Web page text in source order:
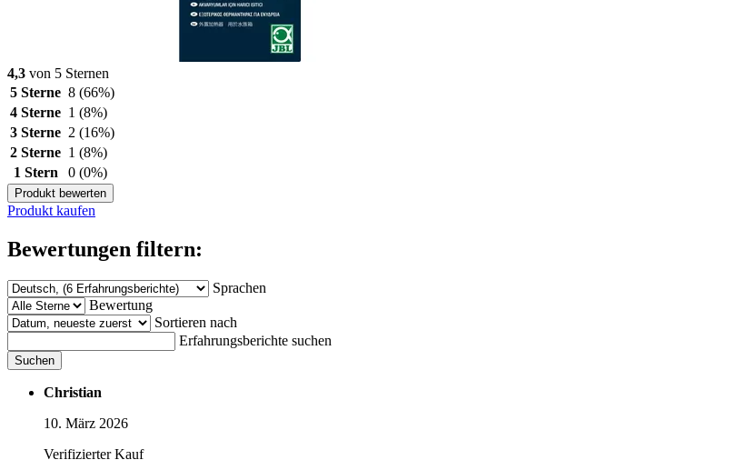
4,3 von 5 Sternen
5 Sterne 8 (66%)
4 Sterne 1 (8%)
3 Sterne 2 (16%)
2 Sterne 1 (8%)
1 Stern
0 (0%)
Produkt bewerten
Produkt kaufen
Bewertungen filtern:
Sprachen
Bewertung
Sortieren nach
Erfahrungsberichte suchen
Suchen
Christian
10. März 2026
Verifizierter Kauf